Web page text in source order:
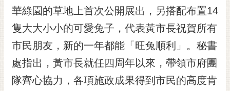
報
市
民
信
箱
English
華綠園的草地上首次公開展出，另搭配布置14
隻大大小小的可愛兔子，代表黃市長祝賀所有
市民朋友，新的一年都能「旺兔順利」。秘書
處指出，黃市長就任四周年以來，帶領市府團
隊齊心協力，各項施政成果得到市民的高度肯